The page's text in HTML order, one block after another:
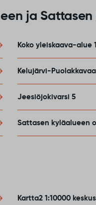
ja
Koko yleiskaava-alue 1
Kelujärvi-
Jeesiöjokivarsi 5
Sattasen kyläalueen
Kartta2 1:10000